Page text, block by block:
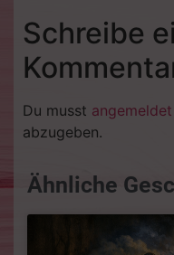
Schreibe
Du musst angemeldet
abzugeben.
Ähnliche